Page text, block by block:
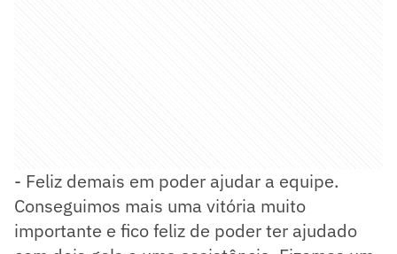
- Feliz demais em poder ajudar a equipe.
Conseguimos mais uma vitória muito
importante e fico feliz de poder ter ajudado